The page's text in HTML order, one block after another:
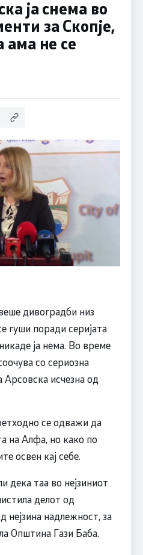
ја снема во
за Скопје,
ама не се
дивоградби низ
гуши поради серијата
ја нема. Во време
со сериозна
исчезна од
се одважи да
на Алфа, но како по
освен кај себе.
дека таа во нејзиниот
делот од
нејзина надлежност, за
Општина Гази Баба.